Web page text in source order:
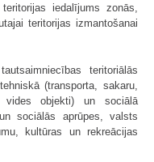
iedalījums zonās,
teritorijas izmantošanai
teritoriālās
(transporta, sakaru,
vides objekti) un sociālā
sociālās aprūpes, valsts
kultūras un rekreācijas